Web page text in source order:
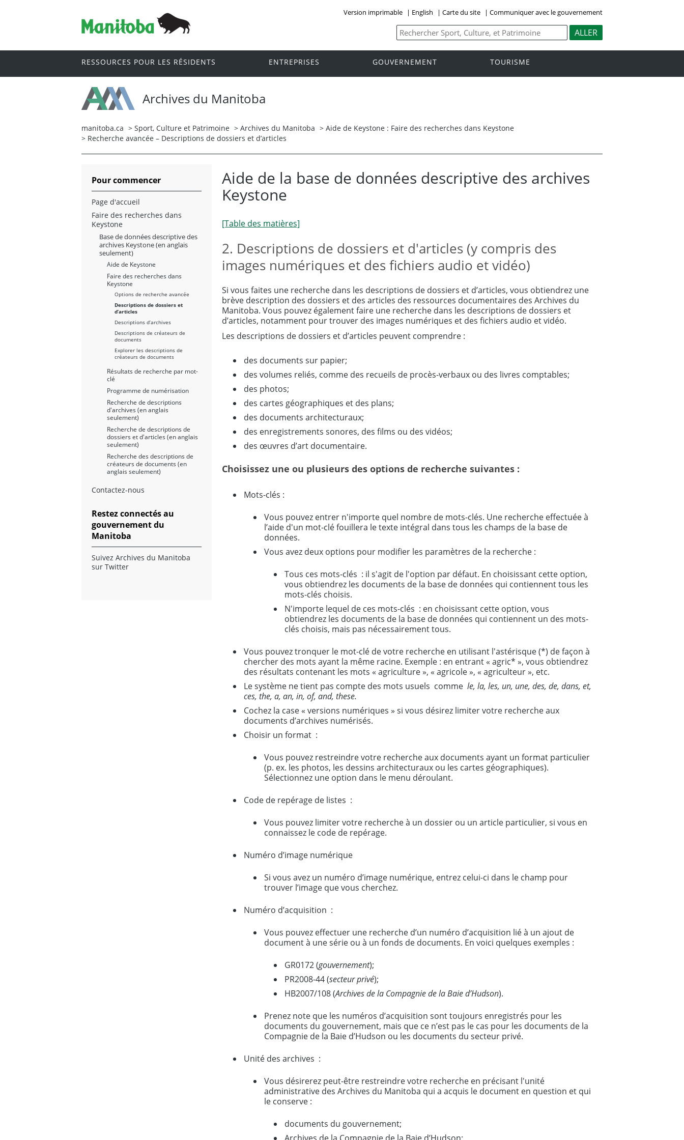
Version imprimable | English | Carte du site | Communiquer avec le gouvernement
RESSOURCES POUR LES RÉSIDENTS ENTREPRISES GOUVERNEMENT TOURISME
Archives du Manitoba
manitoba.ca > Sport, Culture et Patrimoine > Archives du Manitoba > Aide de Keystone : Faire des recherches dans Keystone
> Recherche avancée – Descriptions de dossiers et d’articles
Aide de la base de données descriptive des archives
Keystone
[Table des matières]
2. Descriptions de dossiers et d'articles (y compris des
images numériques et des fichiers audio et vidéo)
Si vous faites une recherche dans les descriptions de dossiers et d’articles, vous obtiendrez une
brève description des dossiers et des articles des ressources documentaires des Archives du
Manitoba. Vous pouvez également faire une recherche dans les descriptions de dossiers et
d’articles, notamment pour trouver des images numériques et des fichiers audio et vidéo.
Les descriptions de dossiers et d’articles peuvent comprendre :
des documents sur papier;
des volumes reliés, comme des recueils de procès-verbaux ou des livres comptables;
des photos;
des cartes géographiques et des plans;
des documents architecturaux;
des enregistrements sonores, des films ou des vidéos;
des œuvres d’art documentaire.
Choisissez une ou plusieurs des options de recherche suivantes :
Mots-clés :
Vous pouvez entrer n'importe quel nombre de mots-clés. Une recherche effectuée à
l’aide d'un mot-clé fouillera le texte intégral dans tous les champs de la base de
données.
Vous avez deux options pour modifier les paramètres de la recherche :
Tous ces mots-clés : il s'agit de l'option par défaut. En choisissant cette option,
vous obtiendrez les documents de la base de données qui contiennent tous les
mots-clés choisis.
N'importe lequel de ces mots-clés : en choisissant cette option, vous
obtiendrez les documents de la base de données qui contiennent un des mots-
clés choisis, mais pas nécessairement tous.
Vous pouvez tronquer le mot-clé de votre recherche en utilisant l'astérisque (*) de façon à
chercher des mots ayant la même racine. Exemple : en entrant « agric* », vous obtiendrez
des résultats contenant les mots « agriculture », « agricole », « agriculteur », etc.
Le système ne tient pas compte des mots usuels comme le, la, les, un, une, des, de, dans, et,
ces, the, a, an, in, of, and, these.
Cochez la case « versions numériques » si vous désirez limiter votre recherche aux
documents d’archives numérisés.
Choisir un format :
Vous pouvez restreindre votre recherche aux documents ayant un format particulier
(p. ex. les photos, les dessins architecturaux ou les cartes géographiques).
Sélectionnez une option dans le menu déroulant.
Code de repérage de listes :
Vous pouvez limiter votre recherche à un dossier ou un article particulier, si vous en
connaissez le code de repérage.
Numéro d’image numérique
Si vous avez un numéro d’image numérique, entrez celui-ci dans le champ pour
trouver l’image que vous cherchez.
Numéro d’acquisition :
Vous pouvez effectuer une recherche d’un numéro d’acquisition lié à un ajout de
document à une série ou à un fonds de documents. En voici quelques exemples :
GR0172 (gouvernement);
PR2008-44 (secteur privé);
HB2007/108 (Archives de la Compagnie de la Baie d’Hudson).
Prenez note que les numéros d’acquisition sont toujours enregistrés pour les
documents du gouvernement, mais que ce n’est pas le cas pour les documents de la
Compagnie de la Baie d’Hudson ou les documents du secteur privé.
Unité des archives :
Vous désirerez peut-être restreindre votre recherche en précisant l'unité
administrative des Archives du Manitoba qui a acquis le document en question et qui
le conserve :
documents du gouvernement;
Pour commencer
Page d'accueil
Faire des recherches dans
Keystone
Base de données descriptive des
archives Keystone (en anglais
seulement)
Aide de Keystone
Faire des recherches dans
Keystone
Options de recherche avancée
Descriptions de dossiers et
d’articles
Descriptions d’archives
Descriptions de créateurs de
documents
Explorer les descriptions de
créateurs de documents
Résultats de recherche par mot-
clé
Programme de numérisation
Recherche de descriptions
d'archives (en anglais
seulement)
Recherche de descriptions de
dossiers et d'articles (en anglais
seulement)
Recherche des descriptions de
créateurs de documents (en
anglais seulement)
Contactez-nous
Restez connectés au
gouvernement du
Manitoba
Suivez Archives du Manitoba
sur Twitter